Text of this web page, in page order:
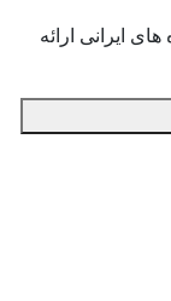
ایرانی ارائه